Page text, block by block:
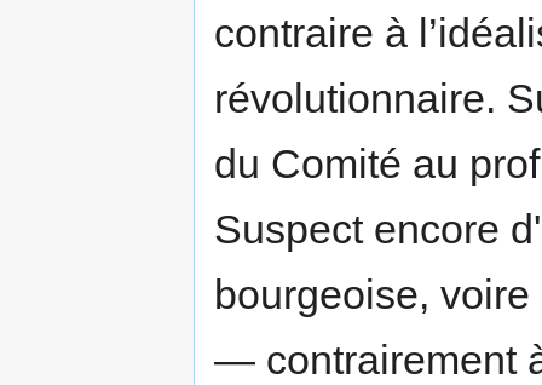
contraire à
révolutionnaire.
du Comité au
Suspect encore
bourgeoise,
— contrairement